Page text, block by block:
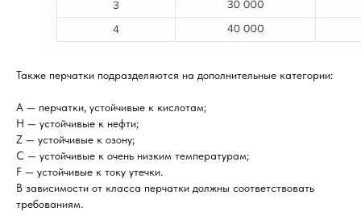
Также перчатки подразделяются на дополнительные категории:
A — перчатки, устойчивые к кислотам;
H — устойчивые к нефти;
Z — устойчивые к озону;
C — устойчивые к очень низким температурам;
F — устойчивые к току утечки.
В зависимости от класса перчатки должны соответствовать
требованиям.